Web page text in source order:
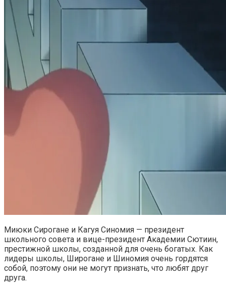
Миюки Сирогане и Кагуя Синомия — президент
школьного совета и вице-президент Академии Сютиин,
престижной школы, созданной для очень богатых. Как
лидеры школы, Широгане и Шиномия очень гордятся
собой, поэтому они не могут признать, что любят друг
друга.